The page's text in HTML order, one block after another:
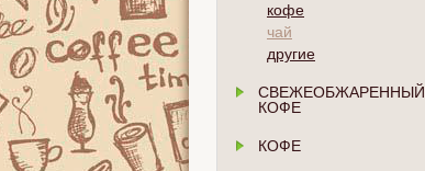
кофе
чай
другие
СВЕЖЕОБЖАРЕННЫЙ
КОФЕ
КОФЕ